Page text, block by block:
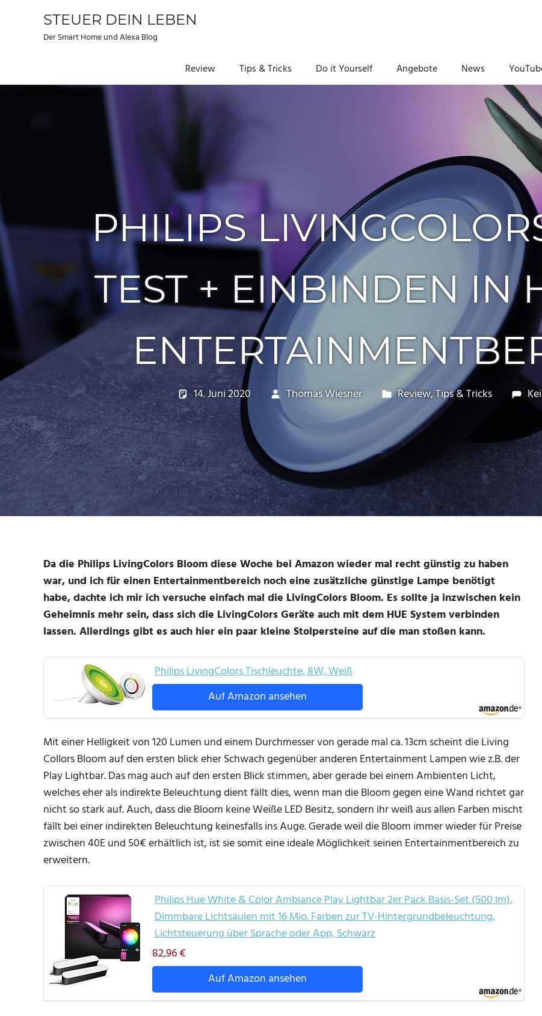
Zum
STEUER DEIN LEBEN
Der Smart Home und Alexa Blog
Review Tips & Tricks Do it Yourself Angebote News
PHILIPS
TEST + EINBINDEN IN
14. Juni 2020 Thomas Wiesner Review,Tips & Tricks
Da die Philips LivingColors Bloom diese Woche bei Amazon wieder mal recht günstig zu haben
war, und ich für einen Entertainmentbereich noch eine zusätzliche günstige Lampe benötigt
habe, dachte ich mir ich versuche einfach mal die LivingColors Bloom. Es sollte ja inzwischen kein
Geheimnis mehr sein, dass sich die LivingColors Geräte auch mit dem HUE System verbinden
lassen. Allerdings gibt es auch hier ein paar kleine Stolpersteine auf die man stoßen kann.
Philips LivingColors Tischleuchte, 8W, Weiß
Auf Amazon ansehen
Mit einer Helligkeit von 120 Lumen und einem Durchmesser von gerade mal ca. 13cm scheint die Living
Collors Bloom auf den ersten blick eher Schwach gegenüber anderen Entertainment Lampen wie z.B. der
Play Lightbar. Das mag auch auf den ersten Blick stimmen, aber gerade bei einem Ambienten Licht,
welches eher als indirekte Beleuchtung dient fällt dies, wenn man die Bloom gegen eine Wand richtet gar
nicht so stark auf. Auch, dass die Bloom keine Weiße LED Besitz, sondern ihr weiß aus allen Farben mischt
fällt bei einer indirekten Beleuchtung keinesfalls ins Auge. Gerade weil die Bloom immer wieder für Preise
zwischen 40E und 50€ erhältlich ist, ist sie somit eine ideale Möglichkeit seinen Entertainmentbereich zu
erweitern.
Philips Hue White & Color Ambiance Play Lightbar 2er Pack Basis-Set (500 lm),
Dimmbare Lichtsäulen mit 16 Mio. Farben zur TV-Hintergrundbeleuchtung,
Lichtsteuerung über Sprache oder App, Schwarz
82,96 €
Auf Amazon ansehen